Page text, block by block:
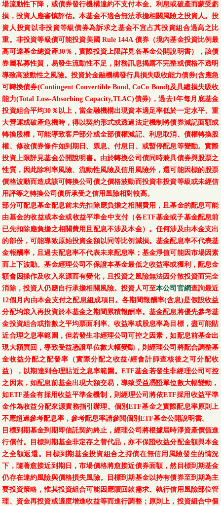
場流動性下降，或債券發行機構違約不支付本金、利息或破產而蒙受虧
損，投資人應審慎評估。本基金不適合無法承擔相關風險之投資人。投
資人投資以非投資等級債券為訴求之基金不宜占其投資組合過高之比
重。非投資等級債可能投資美國 Rule 144A 債券（境內基金投資比例最
高可達基金總資產30％，實際投資上限詳見各基金公開說明書），該債
券屬私募性質，易發生流動性不足，財務訊息揭露不完整或價格不透明
導致高波動性之風險。投資於金融機構發行具損失吸收能力債券(含應急
可轉換債券(Contingent Convertible Bond, CoCo Bond)及具總損失吸收
能力(Total Loss-Absorbing Capacity,TLAC)債券)，過去1年每月底基金
投資組合平均30％以上，當金融機構出現資本適足率低於一定水平、重
大營運或破產危機時，得以契約形式或透過法定機制將債券減記面額或
轉換股權，可能導致客戶部分或全部債權減記、利息取消、債權轉換股
權、修改債券條件如到期日、票息、付息日、或暫停配息等變動。實際
投資上限詳見基金公開說明書。由於轉換公司債同時兼具債券與股票之
性質，因此除利率風險、流動性風險及信用風險外，還可能因標的股票
價格波動而造成該可轉換公司債之價格波動而投資非投資等級或未經信
用評等之轉換公司債所承受之信用風險相對較高。
部分可配息基金配息前未先扣除應負擔之相關費用，且基金的配息可能
由基金的收益或本金或收益平準金中支付（各ETF基金或子基金配息前
已先扣除應負擔之相關費用且配息不涉及本金）。任何涉及由本金支出
的部份，可能導致原始投資金額以同等比例減損。基金配息率不代表基
金報酬率，且過去配息率不代表未來配息率；基金淨值可能因市場因素
而上下波動。基金經理公司不保證本基金最低之收益率或獲利，配息金
額會因操作及收入來源而有變化，且投資之風險無法因分散投資而完全
消除，投資人仍應自行承擔相關風險。投資人可至本公司官網查詢最近
12個月內由本金支付之配息組成項目。各期間報酬率(含息)是假設收益
分配均滾入再投資於本基金之期間累積報酬率。基金配息將優先參考基
金投資組合或指數之平均票面利率、收益率或股息率為目標，盡可能貼
近合理之息率範圍，但若發生非經理公司可控之因素，如配息前基金出
現大額買回，導致受益憑證單位數大幅變動，則經理公司將配合調整基
金收益分配之配發率（實際分配之收益/經會計師查核後之可分配收
益），以期達到合理貼近之息率範圍。ETF基金若發生非經理公司可控
之因素，如配息前基金出現大額交易，導致受益憑證單位數大幅變動，
如ETF基金有採用收益平準金機制，則經理公司將依ETF採用收益平準
金作為收益分配來源實務指引辦理。個別ETF基金之實際配息率原則上
不應超過參考配息率，參考配息率請參閱個別ETF基金公開說明書。
目標到期基金到期即信託契約終止，經理公司將根據屆時淨資產價值進
行償付。目標到期基金非定存之替代品，亦不保證收益分配金額與本金
之全額返還。目標到期基金投資組合之持債在無信用風險發生的情況
下，隨著愈接近到期日，市場價格將愈接近債券面額，然目標到期基金
仍存在違約風險與價格損失風險。目標到期基金以持有債券至到期為主
要投資策略，惟其投資組合可能因應贖回款需求、執行信用風險部位管
理、資金再投資或適度增進收益等而進行調整；原則上，投資組合中個